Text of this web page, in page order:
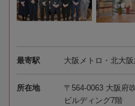
最寄駅 大阪メトロ・北大
所在地
〒564-0063 大阪府
ビルディング7階